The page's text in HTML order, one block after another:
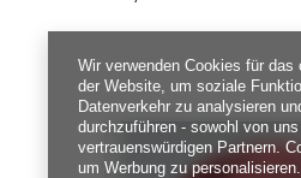
Wir verwenden Cookies für
der Website, um soziale
Datenverkehr zu analysieren
durchzuführen - sowohl von
vertrauenswürdigen Partnern.
um Werbung zu